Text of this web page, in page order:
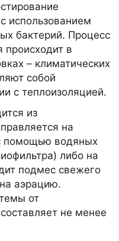
использованием
бактерий. Процесс
происходит в
– климатических
собой
с теплоизоляцией.
из
на
помощью водяных
либо на
подмес свежего
аэрацию.
от
не менее